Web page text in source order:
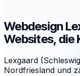
Webdesign
Websites, die
Lexgaard
Nordfriesland und